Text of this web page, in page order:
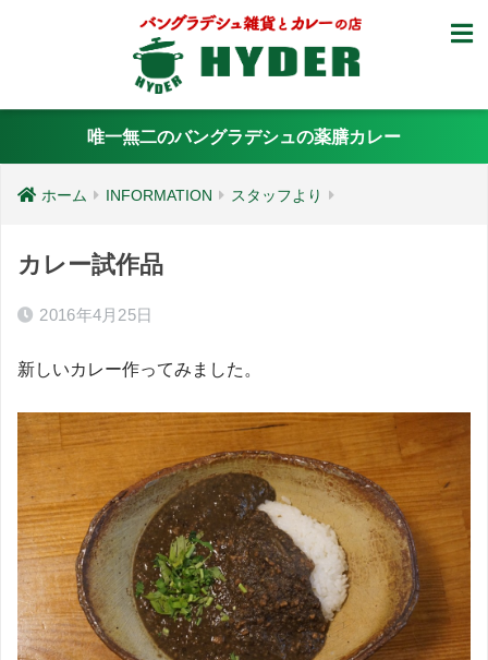
唯一無二のバングラデシュの薬膳カレー
ホーム INFORMATION スタッフより
カレー試作品
2016年4月25日
新しいカレー作ってみました。